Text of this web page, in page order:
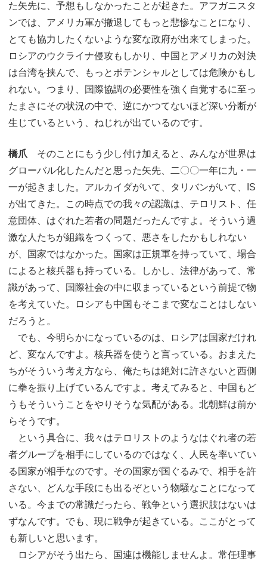
た矢先に、予想もしなかったことが起きた。アフガニスタ
ンでは、アメリカ軍が撤退してもっと悲惨なことになり、
とても協力したくないような変な政府が出来てしまった。
ロシアのウクライナ侵攻もしかり、中国とアメリカの対決
は台湾を挟んで、もっとポテンシャルとしては危険かもし
れない。つまり、国際協調の必要性を強く自覚するに至っ
たまさにその状況の中で、逆にかつてないほど深い分断が
生じているという、ねじれが出ているのです。
橋爪 そのことにもう少し付け加えると、みんなが世界は
グローバル化したんだと思った矢先、二〇〇一年に九・一
一が起きました。アルカイダがいて、タリバンがいて、IS
が出てきた。この時点での我々の認識は、テロリスト、任
意団体、はぐれた若者の問題だったんですよ。そういう過
激な人たちが組織をつくって、悪さをしたかもしれない
が、国家ではなかった。国家は正規軍を持っていて、場合
によると核兵器も持っている。しかし、法律があって、常
識があって、国際社会の中に収まっているという前提で物
を考えていた。ロシアも中国もそこまで変なことはしない
だろうと。
でも、今明らかになっているのは、ロシアは国家だけれ
ど、変なんですよ。核兵器を使うと言っている。おまえた
ちがそういう考え方なら、俺たちは絶対に許さないと西側
に拳を振り上げているんですよ。考えてみると、中国もど
うもそういうことをやりそうな気配がある。北朝鮮は前か
らそうです。
という具合に、我々はテロリストのようなはぐれ者の若
者グループを相手にしているのではなく、人民を率いてい
る国家が相手なのです。その国家が国ぐるみで、相手を許
さない、どんな手段にも出るぞという物騒なことになって
いる。今までの常識だったら、戦争という選択肢はないは
ずなんです。でも、現に戦争が起きている。ここがとって
も新しいと思います。
ロシアがそう出たら、国連は機能しませんよ。常任理事